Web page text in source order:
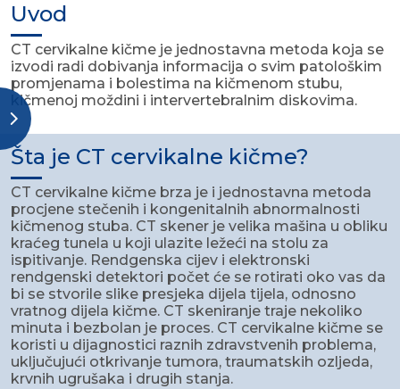
Uvod
CT cervikalne kičme je jednostavna metoda koja se
izvodi radi dobivanja informacija o svim patološkim
promjenama i bolestima na kičmenom stubu,
kičmenoj moždini i intervertebralnim diskovima.
Šta je CT cervikalne kičme?
CT cervikalne kičme brza je i jednostavna metoda
procjene stečenih i kongenitalnih abnormalnosti
kičmenog stuba. CT skener je velika mašina u obliku
kraćeg tunela u koji ulazite ležeći na stolu za
ispitivanje. Rendgenska cijev i elektronski
rendgenski detektori počet će se rotirati oko vas da
bi se stvorile slike presjeka dijela tijela, odnosno
vratnog dijela kičme. CT skeniranje traje nekoliko
minuta i bezbolan je proces. CT cervikalne kičme se
koristi u dijagnostici raznih zdravstvenih problema,
uključujući otkrivanje tumora, traumatskih ozljeda,
krvnih ugrušaka i drugih stanja.